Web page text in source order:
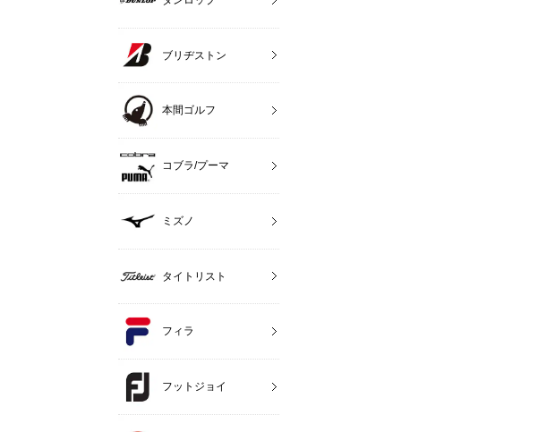
ブリヂストン
本間ゴルフ
コブラ/プーマ
ミズノ
タイトリスト
フィラ
フットジョイ